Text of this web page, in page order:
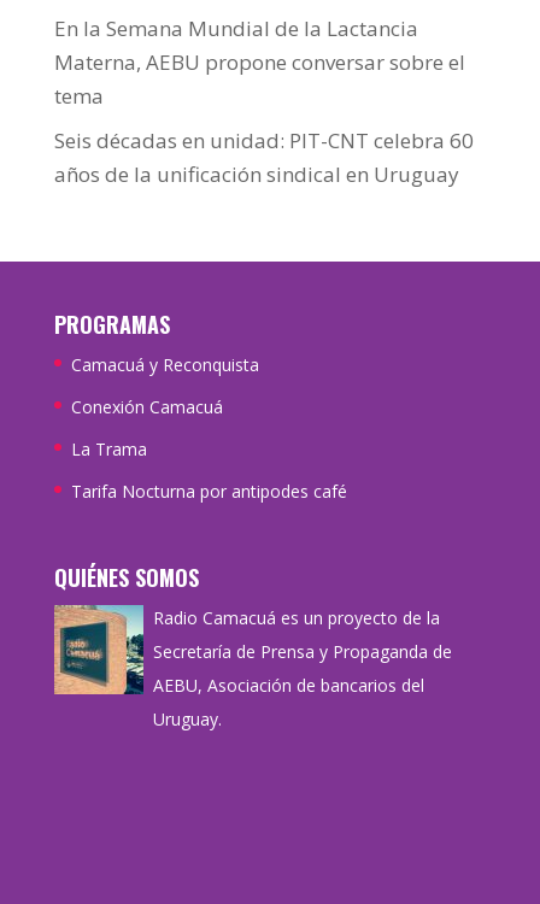
En la Semana Mundial de la Lactancia
Materna, AEBU propone conversar sobre el
tema
Seis décadas en unidad: PIT-CNT celebra 60
años de la unificación sindical en Uruguay
PROGRAMAS
Camacuá y Reconquista
Conexión Camacuá
La Trama
Tarifa Nocturna por antipodes café
QUIÉNES SOMOS
Radio Camacuá es un proyecto de la
Secretaría de Prensa y Propaganda de
AEBU, Asociación de bancarios del
Uruguay.